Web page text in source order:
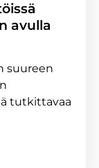
avulla
suureen
tutkittavaa